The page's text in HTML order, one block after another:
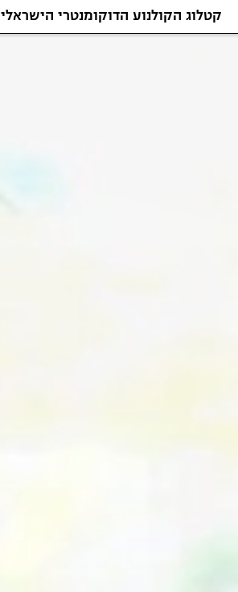
קטלוג הקולנוע הדוקומנטרי הישראלי